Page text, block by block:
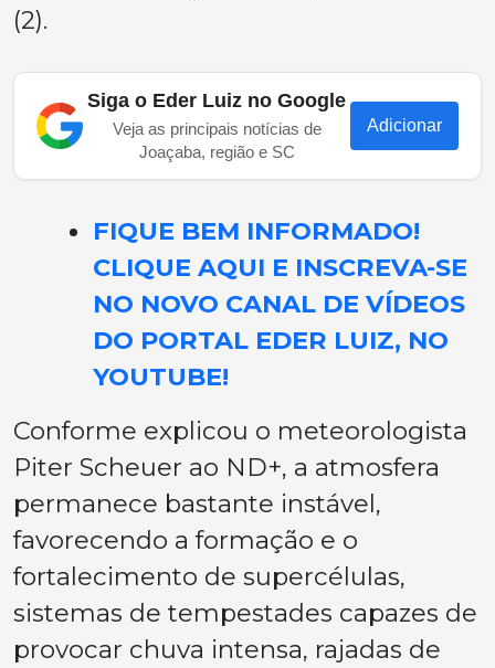
(2).
Siga o Eder Luiz no Google
Veja as principais notícias de
Joaçaba, região e SC
Adicionar
FIQUE BEM INFORMADO!
CLIQUE AQUI E INSCREVA-SE
NO NOVO CANAL DE VÍDEOS
DO PORTAL EDER LUIZ, NO
YOUTUBE!
Conforme explicou o meteorologista
Piter Scheuer ao ND+, a atmosfera
permanece bastante instável,
favorecendo a formação e o
fortalecimento de supercélulas,
sistemas de tempestades capazes de
provocar chuva intensa, rajadas de